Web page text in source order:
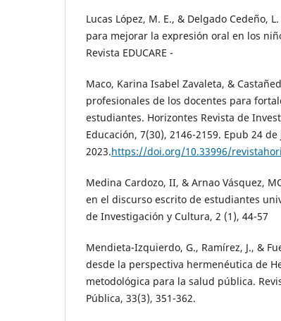
Lucas López, M. E., & Delgado Cedeño,
para mejorar la expresión oral en los
Revista EDUCARE -
Maco, Karina Isabel Zavaleta, &
profesionales de los docentes para
estudiantes. Horizontes Revista de
Educación, 7(30), 2146-2159. Epub 24
2023.https://doi.org/10.33996/
Medina Cardozo, II, & Arnao Vásquez,
en el discurso escrito de estudiantes
de Investigación y Cultura, 2 (1), 44-57
Mendieta-Izquierdo, G., Ramírez, J., &
desde la perspectiva hermenéutica de
metodológica para la salud pública.
Pública, 33(3), 351-362.